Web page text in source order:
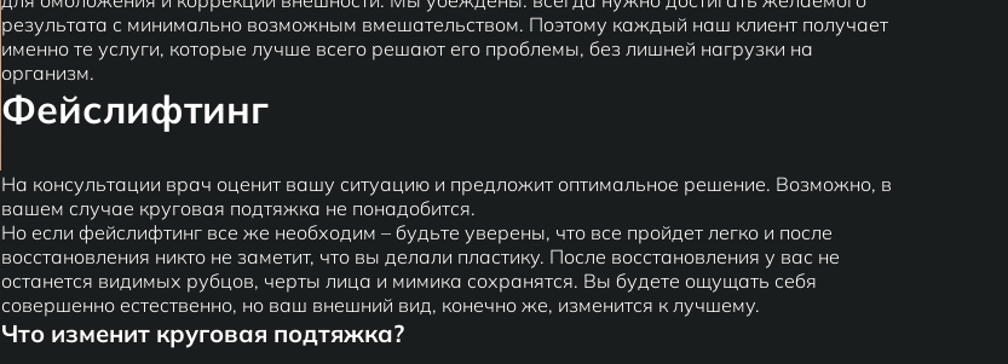
результата с минимально возможным вмешательством. Поэтому каждый наш клиент получает
именно те услуги, которые лучше всего решают его проблемы, без лишней нагрузки на
организм.
Фейслифтинг
На консультации врач оценит вашу ситуацию и предложит оптимальное решение. Возможно, в
вашем случае круговая подтяжка не понадобится.
Но если фейслифтинг все же необходим – будьте уверены, что все пройдет легко и после
восстановления никто не заметит, что вы делали пластику. После восстановления у вас не
останется видимых рубцов, черты лица и мимика сохранятся. Вы будете ощущать себя
совершенно естественно, но ваш внешний вид, конечно же, изменится к лучшему.
Что изменит круговая подтяжка?